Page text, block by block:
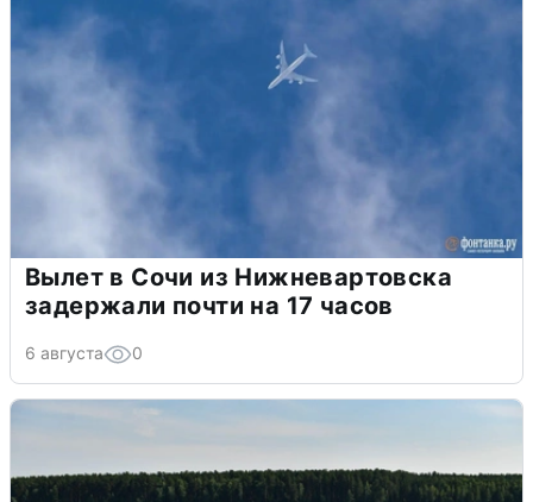
Вылет в Сочи из Нижневартовска
задержали почти на 17 часов
6 августа 0